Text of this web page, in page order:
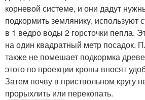
корневой системе, и они дадут
подкормить землянику, используют
в 1 ведро воды 2 горсточки пепла.
на один квадратный метр посадок.
также не помешает подкормка
этого по проекции кроны вносят
Затем почву в приствольном кругу
прорыхлить или перекопать.